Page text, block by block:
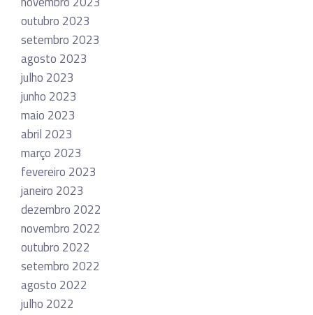
outubro 2023
setembro 2023
agosto 2023
julho 2023
junho 2023
maio 2023
abril 2023
março 2023
fevereiro 2023
janeiro 2023
dezembro 2022
novembro 2022
outubro 2022
setembro 2022
agosto 2022
julho 2022